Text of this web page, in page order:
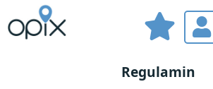
Regulamin